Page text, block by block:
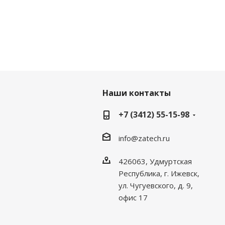
Наши контакты
+7 (3412) 55-15-98
info@zatech.ru
426063, Удмуртская
Республика, г. Ижевск,
ул. Чугуевского, д. 9,
офис 17